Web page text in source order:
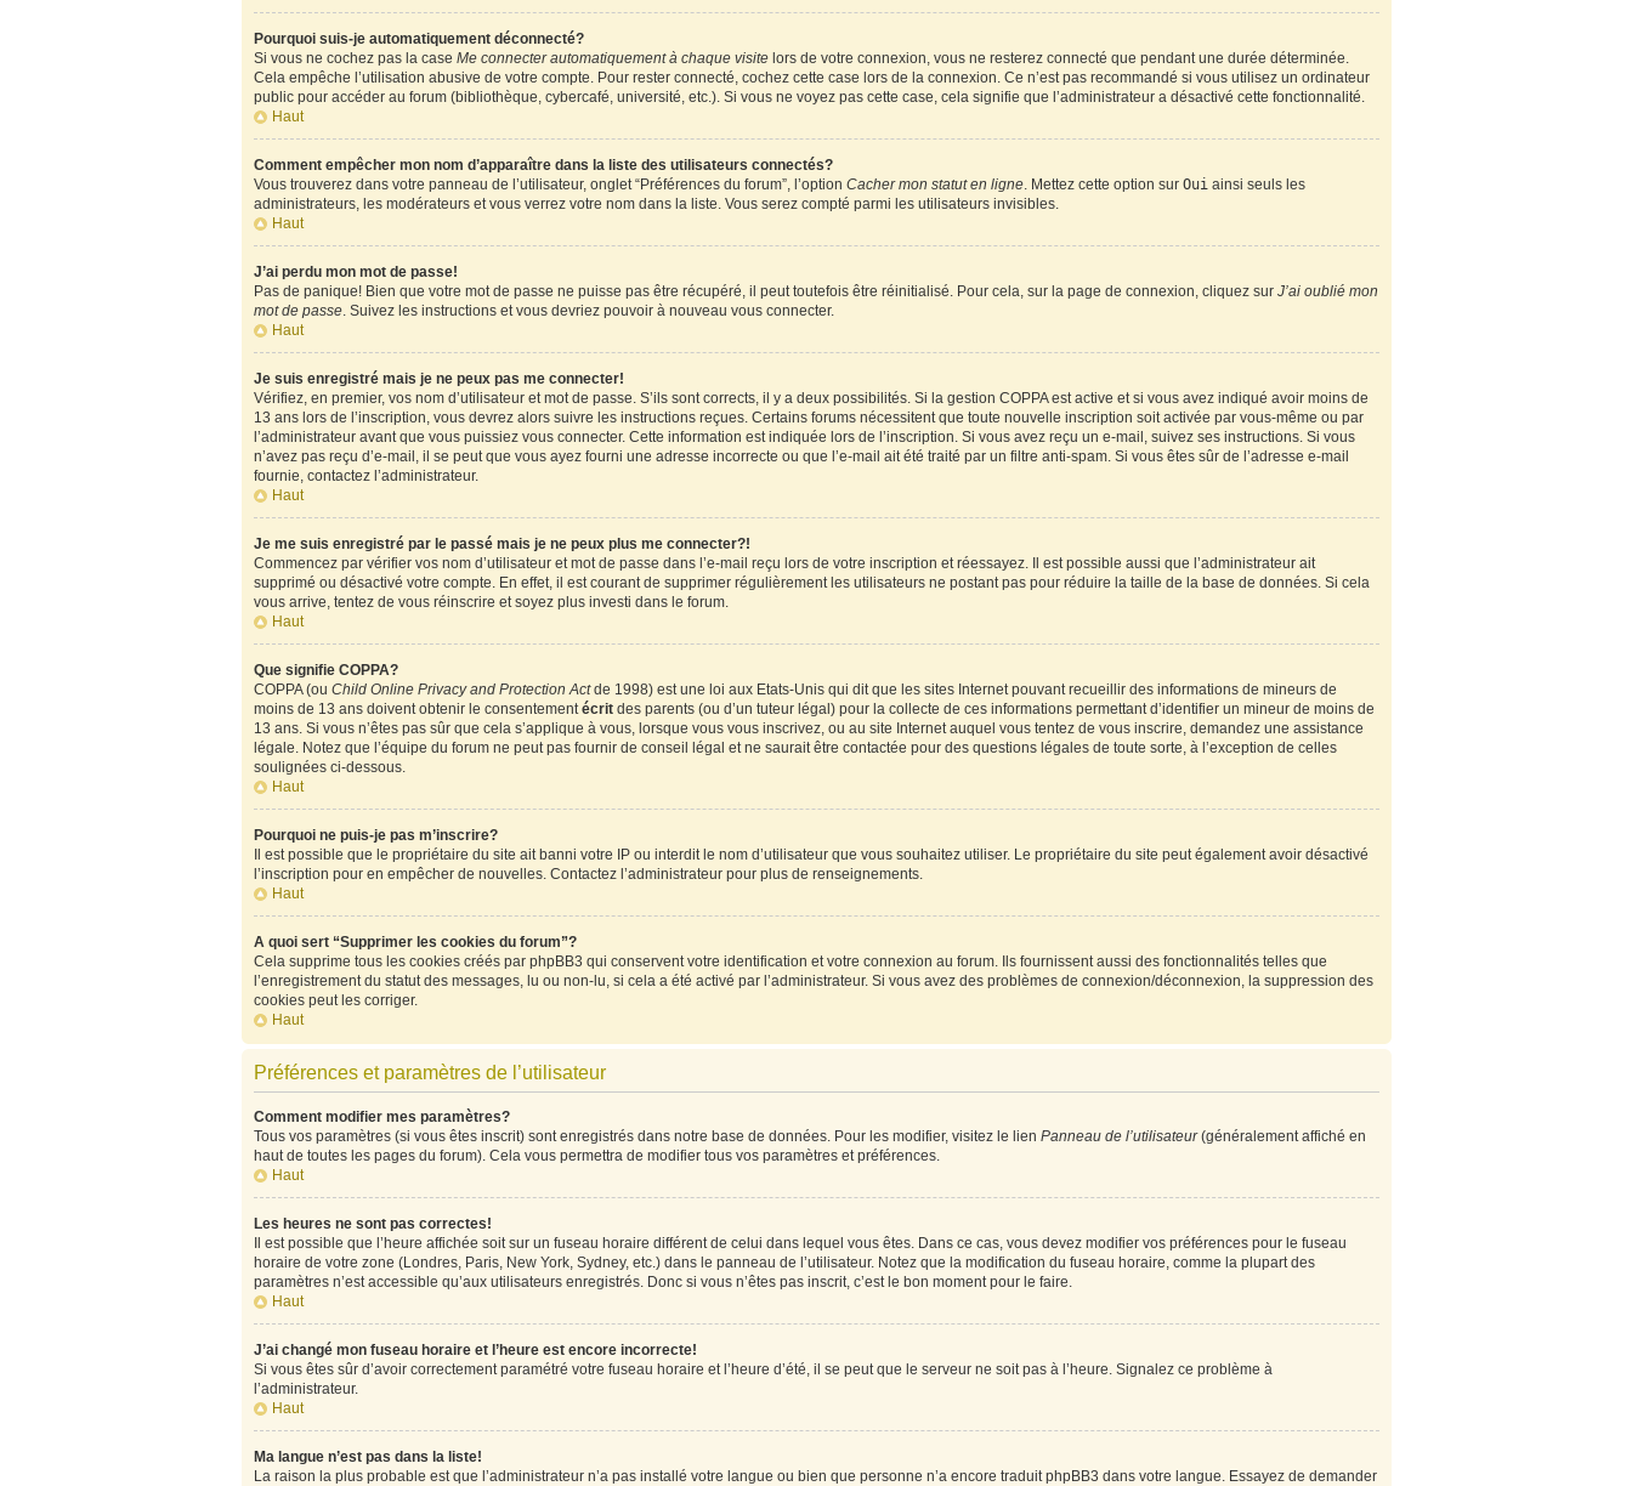
Pourquoi suis-je automatiquement déconnecté?
Si vous ne cochez pas la case Me connecter automatiquement à chaque visitelors de votre connexion, vous ne resterez connecté que pendant une durée déterminée.
Cela empêche l’utilisation abusive de votre compte. Pour rester connecté, cochez cette case lors de la connexion. Ce n’est pas recommandé si vous utilisez un ordinateur
public pour accéder au forum (bibliothèque, cybercafé, université, etc.). Si vous ne voyez pas cette case, cela signifie que l’administrateur a désactivé cette fonctionnalité.
Haut
Comment empêcher mon nom d’apparaître dans la liste des utilisateurs connectés?
Vous trouverez dans votre panneau de l’utilisateur, onglet “Préférences du forum”, l’option Cacher mon statut en ligne. Mettez cette option sur Ouiainsi seuls les
administrateurs, les modérateurs et vous verrez votre nom dans la liste. Vous serez compté parmi les utilisateurs invisibles.
Haut
J’ai perdu mon mot de passe!
Pas de panique! Bien que votre mot de passe ne puisse pas être récupéré, il peut toutefois être réinitialisé. Pour cela, sur la page de connexion, cliquez sur J’ai oublié mon
mot de passe. Suivez les instructions et vous devriez pouvoir à nouveau vous connecter.
Haut
Je suis enregistré mais je ne peux pas me connecter!
Vérifiez, en premier, vos nom d’utilisateur et mot de passe. S’ils sont corrects, il y a deux possibilités. Si la gestion COPPA est active et si vous avez indiqué avoir moins de
13 ans lors de l’inscription, vous devrez alors suivre les instructions reçues. Certains forums nécessitent que toute nouvelle inscription soit activée par vous-même ou par
l’administrateur avant que vous puissiez vous connecter. Cette information est indiquée lors de l’inscription. Si vous avez reçu un e-mail, suivez ses instructions. Si vous
n’avez pas reçu d’e-mail, il se peut que vous ayez fourni une adresse incorrecte ou que l’e-mail ait été traité par un filtre anti-spam. Si vous êtes sûr de l’adresse e-mail
fournie, contactez l’administrateur.
Haut
Je me suis enregistré par le passé mais je ne peux plus me connecter?!
Commencez par vérifier vos nom d’utilisateur et mot de passe dans l’e-mail reçu lors de votre inscription et réessayez. Il est possible aussi que l’administrateur ait
supprimé ou désactivé votre compte. En effet, il est courant de supprimer régulièrement les utilisateurs ne postant pas pour réduire la taille de la base de données. Si cela
vous arrive, tentez de vous réinscrire et soyez plus investi dans le forum.
Haut
Que signifie COPPA?
COPPA (ou Child Online Privacy and Protection Actde 1998) est une loi aux Etats-Unis qui dit que les sites Internet pouvant recueillir des informations de mineurs de
moins de 13 ans doivent obtenir le consentementécritdes parents (ou d’un tuteur légal) pour la collecte de ces informations permettant d’identifier un mineur de moins de
13 ans. Si vous n’êtes pas sûr que cela s’applique à vous, lorsque vous vous inscrivez, ou au site Internet auquel vous tentez de vous inscrire, demandez une assistance
légale. Notez que l’équipe du forum ne peut pas fournir de conseil légal et ne saurait être contactée pour des questions légales de toute sorte, à l’exception de celles
soulignées ci-dessous.
Haut
Pourquoi ne puis-je pas m’inscrire?
Il est possible que le propriétaire du site ait banni votre IP ou interdit le nom d’utilisateur que vous souhaitez utiliser. Le propriétaire du site peut également avoir désactivé
l’inscription pour en empêcher de nouvelles. Contactez l’administrateur pour plus de renseignements.
Haut
A quoi sert “Supprimer les cookies du forum”?
Cela supprime tous les cookies créés par phpBB3 qui conservent votre identification et votre connexion au forum. Ils fournissent aussi des fonctionnalités telles que
l’enregistrement du statut des messages, lu ou non-lu, si cela a été activé par l’administrateur. Si vous avez des problèmes de connexion/déconnexion, la suppression des
cookies peut les corriger.
Haut
Préférences et paramètres de l’utilisateur
Comment modifier mes paramètres?
Tous vos paramètres (si vous êtes inscrit) sont enregistrés dans notre base de données. Pour les modifier, visitez le lien Panneau de l’utilisateur(généralement affiché en
haut de toutes les pages du forum). Cela vous permettra de modifier tous vos paramètres et préférences.
Haut
Les heures ne sont pas correctes!
Il est possible que l’heure affichée soit sur un fuseau horaire différent de celui dans lequel vous êtes. Dans ce cas, vous devez modifier vos préférences pour le fuseau
horaire de votre zone (Londres, Paris, New York, Sydney, etc.) dans le panneau de l’utilisateur. Notez que la modification du fuseau horaire, comme la plupart des
paramètres n’est accessible qu’aux utilisateurs enregistrés. Donc si vous n’êtes pas inscrit, c’est le bon moment pour le faire.
Haut
J’ai changé mon fuseau horaire et l’heure est encore incorrecte!
Si vous êtes sûr d’avoir correctement paramétré votre fuseau horaire et l’heure d’été, il se peut que le serveur ne soit pas à l’heure. Signalez ce problème à
l’administrateur.
Haut
Ma langue n’est pas dans la liste!
La raison la plus probable est que l’administrateur n’a pas installé votre langue ou bien que personne n’a encore traduit phpBB3 dans votre langue. Essayez de demander